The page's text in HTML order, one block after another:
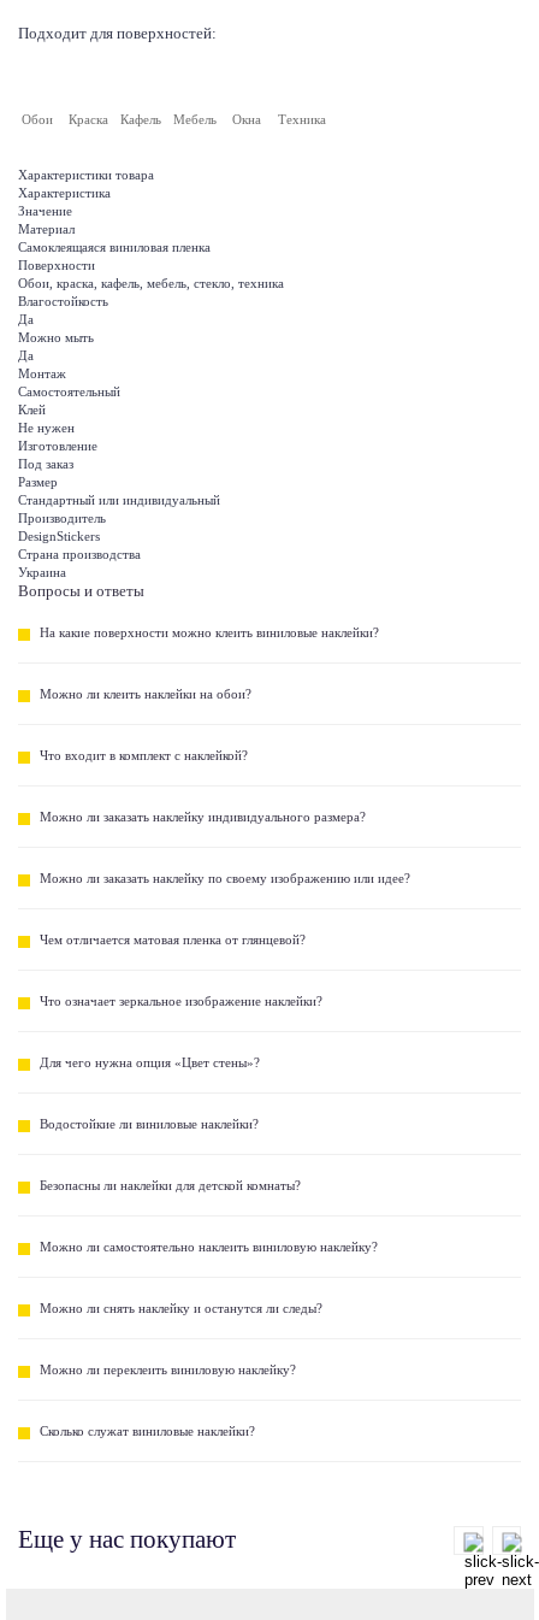
Подходит для поверхностей:
Обои Краска Кафель Мебель Окна Техника
Характеристики товара
Характеристика
Значение
Материал
Самоклеящаяся виниловая пленка
Поверхности
Обои, краска, кафель, мебель, стекло, техника
Влагостойкость
Да
Можно мыть
Да
Монтаж
Самостоятельный
Клей
Не нужен
Изготовление
Под заказ
Размер
Стандартный или индивидуальный
Производитель
DesignStickers
Страна производства
Украина
Вопросы и ответы
На какие поверхности можно клеить виниловые наклейки?
Можно ли клеить наклейки на обои?
Что входит в комплект с наклейкой?
Можно ли заказать наклейку индивидуального размера?
Можно ли заказать наклейку по своему изображению или идее?
Чем отличается матовая пленка от глянцевой?
Что означает зеркальное изображение наклейки?
Для чего нужна опция «Цвет стены»?
Водостойкие ли виниловые наклейки?
Безопасны ли наклейки для детской комнаты?
Можно ли самостоятельно наклеить виниловую наклейку?
Можно ли снять наклейку и останутся ли следы?
Можно ли переклеить виниловую наклейку?
Сколько служат виниловые наклейки?
Еще у нас покупают